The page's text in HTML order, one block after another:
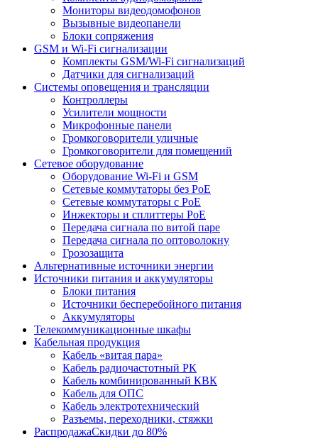
Мониторы видеодомофонов
Вызывные видеопанели
Блоки сопряжения
GSM и Wi-Fi сигнализации
Комплекты GSM/Wi-Fi сигнализаций
Датчики для сигнализаций
Системы оповещения и трансляции
Контроллеры
Усилители мощности
Микрофонные панели
Громкоговорители уличные
Громкоговорители для помещений
Сетевое оборудование
Оборудование Wi-Fi и GSM
Сетевые коммутаторы без PoE
Сетевые коммутаторы с PoE
Инжекторы и сплиттеры PoE
Передача сигнала по витой паре
Передача сигнала по оптоволокну
Грозозащита
Альтернативные источники энергии
Источники питания и аккумуляторы
Блоки питания
Источники бесперебойного питания
Аккумуляторы
Телекоммуникационные шкафы
Кабельная продукция
Кабель «витая пара»
Кабель радиочастотный РК
Кабель комбинированный КВК
Кабель для ОПС
Кабель электротехнический
Разъемы, переходники, стяжки
РаспродажаСкидки до 80%